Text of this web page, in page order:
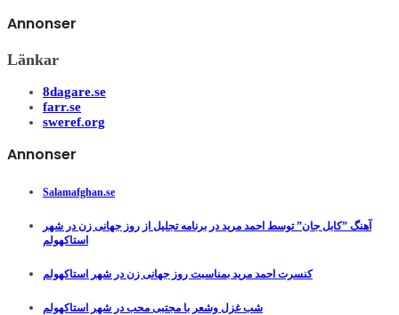
Annonser
Länkar
8dagare.se
farr.se
sweref.org
Annonser
Salamafghan.se
آهنگ ”کابل جان” توسط احمد مرید در برنامه تجلیل از روز جهانی زن در شهر
استاکهولم
کنسرت احمد مرید بمناسبت روز جهانی زن در شهر استاکهولم
شب غزل وشعر با مجتبی محب در شهر استاکهولم